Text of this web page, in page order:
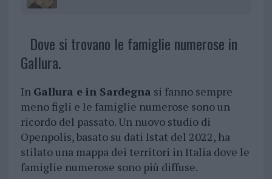
Dove si trovano le famiglie numerose in
Gallura.
In Gallura e in Sardegna si fanno sempre
meno figli e le famiglie numerose sono un
ricordo del passato. Un nuovo studio di
Openpolis, basato su dati Istat del 2022, ha
stilato una mappa dei territori in Italia dove le
famiglie numerose sono più diffuse.